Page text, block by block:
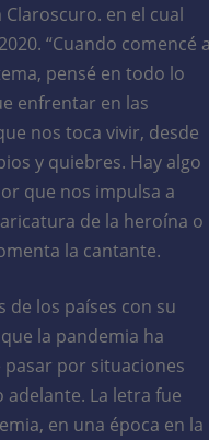
en el cual
“Cuando comencé
pensé en todo lo
enfrentar en las
nos toca vivir, desde
y quiebres. Hay algo
que nos impulsa a
de la heroína o
la cantante.
de los países con su
la pandemia ha
por situaciones
adelante. La letra fue
en una época en la